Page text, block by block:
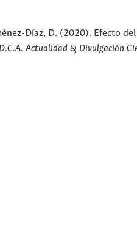
Díaz, D. (2020). Efecto del
Actualidad & Divulgación